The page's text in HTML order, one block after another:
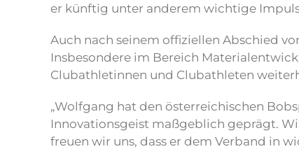
er künftig unter anderem wichtige
Auch nach seinem offiziellen Abschied
Insbesondere im Bereich
Clubathletinnen und Clubathleten
„Wolfgang hat den österreichischen
Innovationsgeist maßgeblich geprägt.
freuen wir uns, dass er dem Verband in